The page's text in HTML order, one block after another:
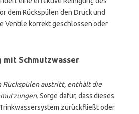
dem Rückspülen den Druck und
Ventile korrekt geschlossen oder
mit Schmutzwasser
Rückspülen austritt, enthält die
Sorge dafür, dass dieses
zurückfließt oder